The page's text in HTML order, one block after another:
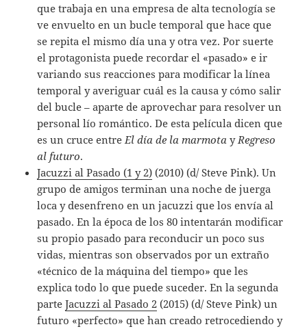
que trabaja en una empresa de alta tecnología se
ve envuelto en un bucle temporal que hace que
se repita el mismo día una y otra vez. Por suerte
el protagonista puede recordar el «pasado» e ir
variando sus reacciones para modificar la línea
temporal y averiguar cuál es la causa y cómo salir
del bucle – aparte de aprovechar para resolver un
personal lío romántico. De esta película dicen que
es un cruce entreEl día de la marmota yRegreso
al futuro.
Jacuzzi al Pasado (1 y 2) (2010) (d/ Steve Pink). Un
grupo de amigos terminan una noche de juerga
loca y desenfreno en un jacuzzi que los envía al
pasado. En la época de los 80 intentarán modificar
su propio pasado para reconducir un poco sus
vidas, mientras son observados por un extraño
«técnico de la máquina del tiempo» que les
explica todo lo que puede suceder. En la segunda
parteJacuzzi al Pasado 2 (2015) (d/ Steve Pink) un
futuro «perfecto» que han creado retrocediendo y